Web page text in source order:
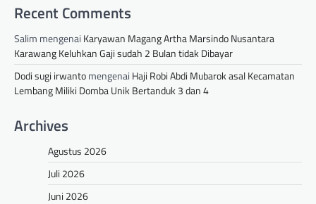
Recent Comments
Salim mengenai Karyawan Magang Artha Marsindo Nusantara
Karawang Keluhkan Gaji sudah 2 Bulan tidak Dibayar
Dodi sugi irwantomengenai Haji Robi Abdi Mubarok asal Kecamatan
Lembang Miliki Domba Unik Bertanduk 3 dan 4
Archives
Agustus 2026
Juli 2026
Juni 2026